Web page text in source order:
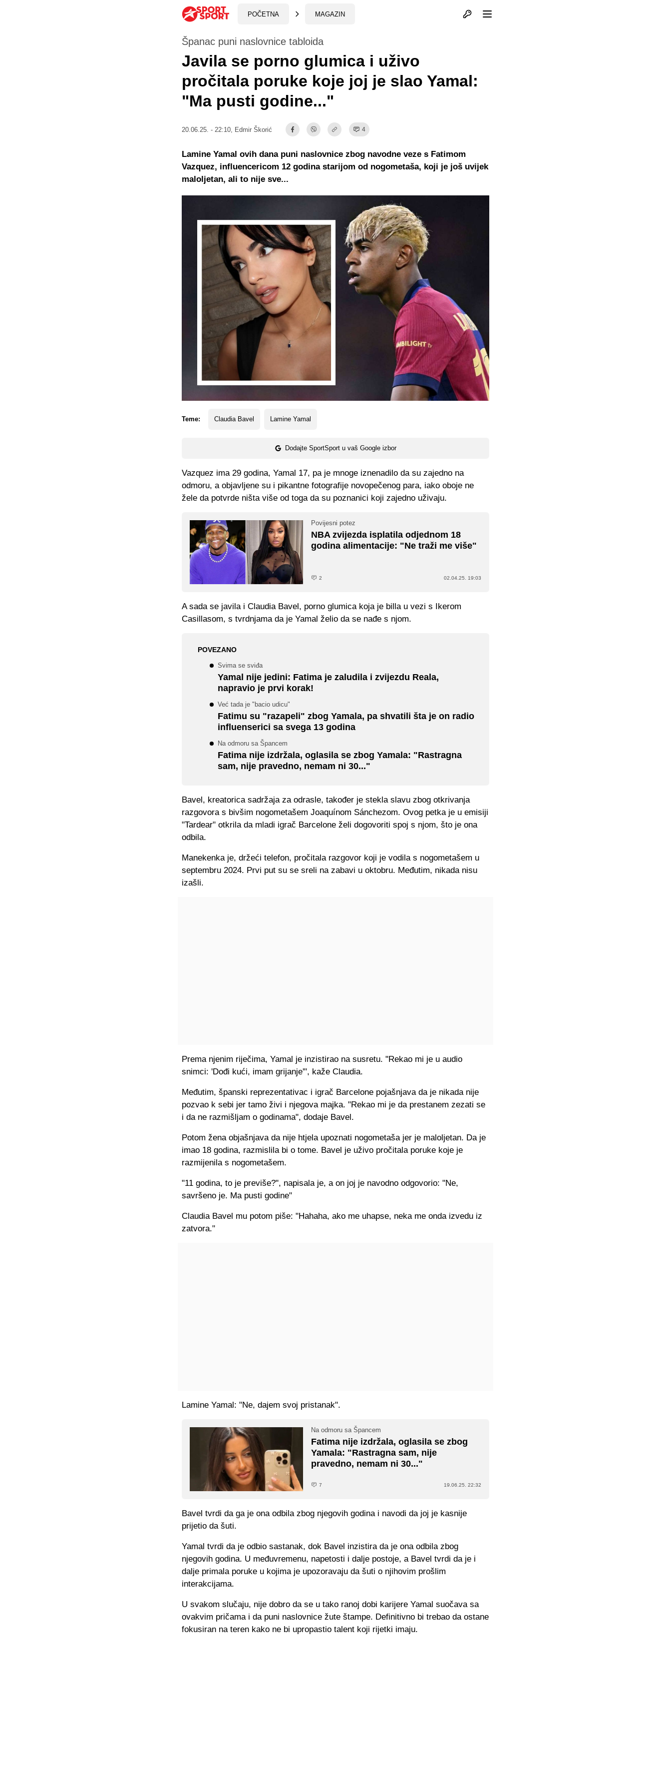
POČETNA MAGAZIN Otvori profil
Španac puni naslovnice tabloida
Javila se porno glumica i uživo
pročitala poruke koje joj je slao Yamal:
"Ma pusti godine..."
20.06.25. - 22:10, Edmir Škorić 4
Teme: Claudia Bavel Lamine Yamal
Dodajte SportSport u vaš Google izbor
Lamine Yamal ovih dana puni naslovnice zbog navodne veze s Fatimom
Vazquez, influencericom 12 godina starijom od nogometaša, koji je još uvijek
maloljetan, ali to nije sve...
Vazquez ima 29 godina, Yamal 17, pa je mnoge iznenadilo da su zajedno na
odmoru, a objavljene su i pikantne fotografije novopečenog para, iako oboje ne
žele da potvrde ništa više od toga da su poznanici koji zajedno uživaju.
Povijesni potez
NBA zvijezda isplatila odjednom 18
godina alimentacije: "Ne traži me više"
2 02.04.25. 19:03
A sada se javila i Claudia Bavel, porno glumica koja je billa u vezi s Ikerom
Casillasom, s tvrdnjama da je Yamal želio da se nađe s njom.
POVEZANO
Svima se sviđa
Yamal nije jedini: Fatima je zaludila i zvijezdu Reala,
napravio je prvi korak!
Već tada je "bacio udicu"
Fatimu su "razapeli" zbog Yamala, pa shvatili šta je on radio
influenserici sa svega 13 godina
Na odmoru sa Špancem
Fatima nije izdržala, oglasila se zbog Yamala: "Rastragna
sam, nije pravedno, nemam ni 30..."
Bavel, kreatorica sadržaja za odrasle, također je stekla slavu zbog otkrivanja
razgovora s bivšim nogometašem Joaquínom Sánchezom. Ovog petka je u emisiji
"Tardear" otkrila da mladi igrač Barcelone želi dogovoriti spoj s njom, što je ona
odbila.
Manekenka je, držeći telefon, pročitala razgovor koji je vodila s nogometašem u
septembru 2024. Prvi put su se sreli na zabavi u oktobru. Međutim, nikada nisu
izašli.
Prema njenim riječima, Yamal je inzistirao na susretu. "Rekao mi je u audio
snimci: 'Dođi kući, imam grijanje'", kaže Claudia.
Međutim, španski reprezentativac i igrač Barcelone pojašnjava da je nikada nije
pozvao k sebi jer tamo živi i njegova majka. "Rekao mi je da prestanem zezati se
i da ne razmišljam o godinama", dodaje Bavel.
Potom žena objašnjava da nije htjela upoznati nogometaša jer je maloljetan. Da je
imao 18 godina, razmislila bi o tome. Bavel je uživo pročitala poruke koje je
razmijenila s nogometašem.
"11 godina, to je previše?", napisala je, a on joj je navodno odgovorio: "Ne,
savršeno je. Ma pusti godine"
Claudia Bavel mu potom piše: "Hahaha, ako me uhapse, neka me onda izvedu iz
zatvora."
Lamine Yamal: "Ne, dajem svoj pristanak".
Na odmoru sa Špancem
Fatima nije izdržala, oglasila se zbog
Yamala: "Rastragna sam, nije
pravedno, nemam ni 30..."
7 19.06.25. 22:32
Bavel tvrdi da ga je ona odbila zbog njegovih godina i navodi da joj je kasnije
prijetio da šuti.
Yamal tvrdi da je odbio sastanak, dok Bavel inzistira da je ona odbila zbog
njegovih godina. U međuvremenu, napetosti i dalje postoje, a Bavel tvrdi da je i
dalje primala poruke u kojima je upozoravaju da šuti o njihovim prošlim
interakcijama.
U svakom slučaju, nije dobro da se u tako ranoj dobi karijere Yamal suočava sa
ovakvim pričama i da puni naslovnice žute štampe. Definitivno bi trebao da ostane
fokusiran na teren kako ne bi upropastio talent koji rijetki imaju.